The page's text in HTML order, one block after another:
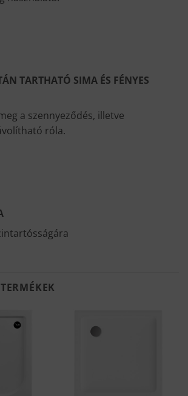
TARTHATÓ SIMA ÉS FÉNYES
a szennyeződés, illetve
róla.